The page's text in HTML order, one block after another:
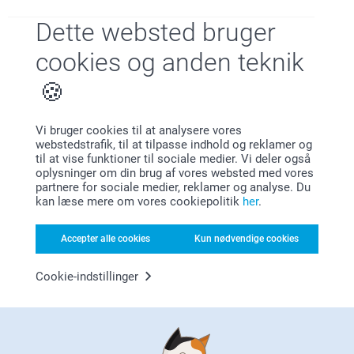
Dette websted bruger
cookies og anden teknik
Vi bruger cookies til at analysere vores
webstedstrafik, til at tilpasse indhold og reklamer og
til at vise funktioner til sociale medier. Vi deler også
oplysninger om din brug af vores websted med vores
partnere for sociale medier, reklamer og analyse. Du
kan læse mere om vores cookiepolitik her.
Accepter alle cookies Kun nødvendige cookies
Cookie-indstillinger
Vis reaktioner
12.01.2026
09:47
Hej Britta
Tak for din anmeldelse.
Det glæder os meget at høre at du synes billederne i
fotostat galleriet er super flotte.
Varme hilsner
Zeinab @smartphoto
God kvalitet, god information omkring mål til at hænge op.
Trods de anbefalede et af mine billeder skulle være et andet
pga opløsning (tog en chance) er billederne blevet perfekte
Vis reaktioner
21.11.2022
10:17
Hej Kristina,
Er det ikke dejligt at have dine bedste billeder op, så